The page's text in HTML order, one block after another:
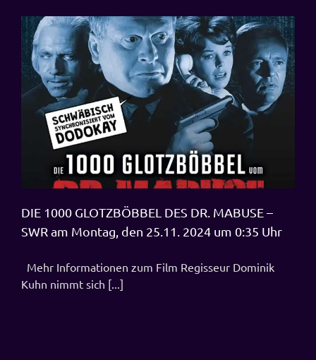
DIE 1000 GLOTZBÖBBEL DES DR. MABUSE –
SWR am Montag, den 25.11. 2024 um 0:35 Uhr
Mehr Informationen zum Film Regisseur Dominik
Kuhn nimmt sich [...]